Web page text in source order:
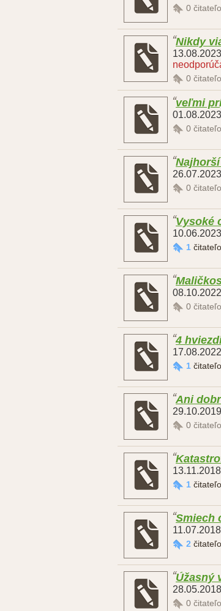
0
Nikdy
13.08.2023
0
veľmi
01.08.2023
0
26.07.2023
0
Vysoké
10.06.2023
1
08.10.2022
0
4
17.08.2022
1
Ani
29.10.2019
0
13.11.2018
1
Smiech
11.07.2018
2
Úžasný
28.05.2018
0